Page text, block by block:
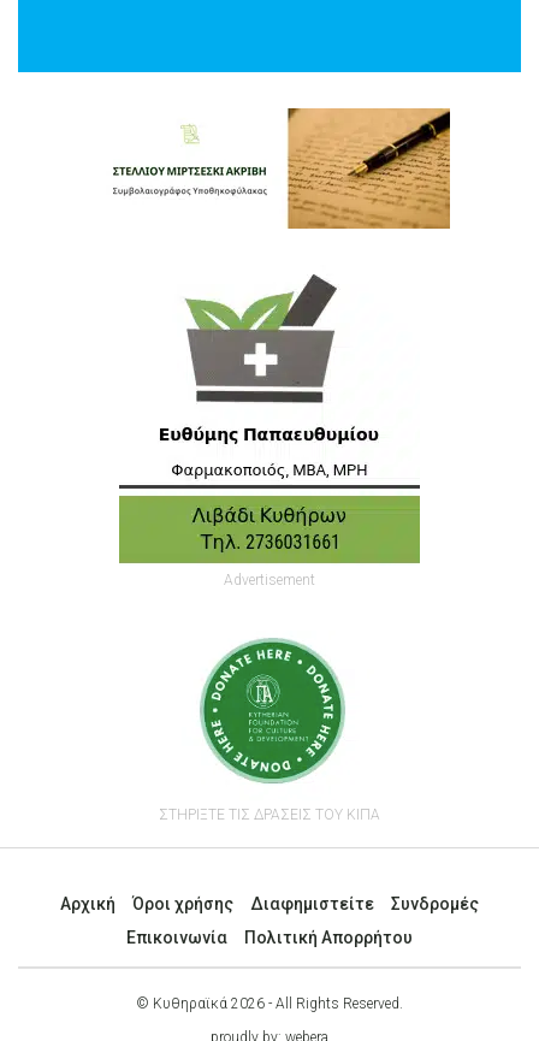
Advertisement
ΣΤΗΡΙΞΤΕ ΤΙΣ ΔΡΑΣΕΙΣ ΤΟΥ ΚΙΠΑ
Αρχική Όροι χρήσης Διαφημιστείτε
Συνδρομές
Επικοινωνία
Πολιτική Απορρήτου
© Κυθηραϊκά 2026 - All Rights Reserved.
proudly by: webera